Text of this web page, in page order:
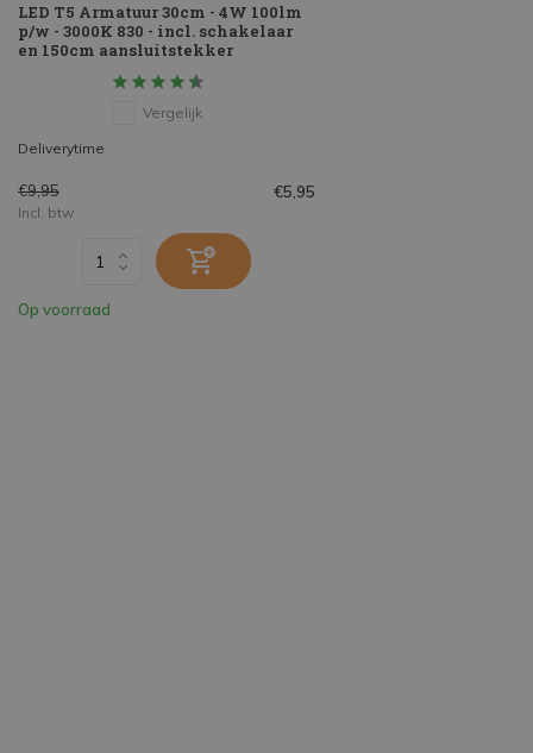
LED T5 Armatuur 30cm - 4W 100lm
p/w - 3000K 830 - incl. schakelaar
en 150cm aansluitstekker
Vergelijk
Deliverytime
€9,95 €5,95
Incl. btw
Op voorraad